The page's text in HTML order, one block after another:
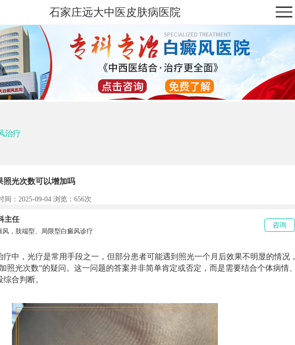
石家庄远大中医皮肤病医院
治疗
照光次数可以增加吗
间：2025-09-04 浏览： 656次
主任
风，肢端型、局限型白癜风诊疗
咨询
中，光疗是常用手段之一，但部分患者可能遇到照光一个月后效果不明显的情况，
照光次数”的疑问。这一问题的答案并非简单肯定或否定，而是需要结合个体病情、
合判断。